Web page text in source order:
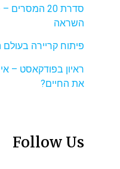
סדרת 20
השראה
פיתוח קריירה
ראיון בפודקאסט –
את החיים?
Follow Us